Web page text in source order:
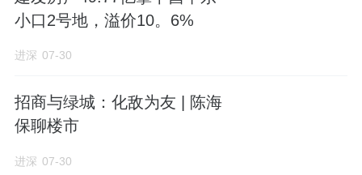
第房地产开发有限责任公司持股10%。
工来操盘，主要原因是北京建工对当地市场熟
悉。
嘉棠璟樾往西不到2公里，就是建工熙华台项
小口2号地，溢价10。6%
进深 07-30
招商与绿城：化敌为友 | 陈海
保聊楼市
进深 07-30